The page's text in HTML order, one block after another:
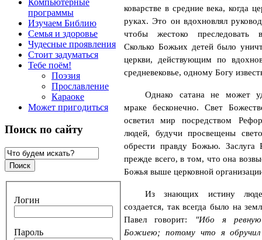
программы
Изучаем Библию
Семья и здоровье
Чудесные проявления
Стоит задуматься
Тебе поём!
Поэзия
Прославление
Караоке
Может пригодиться
Поиск по сайту
Логин
Пароль
коварстве в средние века, когда
руках. Это он вдохновлял
чтобы жестоко преследовать
Сколько Божьих детей было
церкви, действующим по
средневековье, одному Богу
Однако сатана не может
мраке бесконечно. Свет
осветил мир посредством
людей, будучи просвещены
обрести правду Божью. Заслуга
прежде всего, в том, что она
Божья выше церковной
Из знающих истину
создается, так всегда было на
Павел говорит:
"Ибо я
Божиею; потому что я